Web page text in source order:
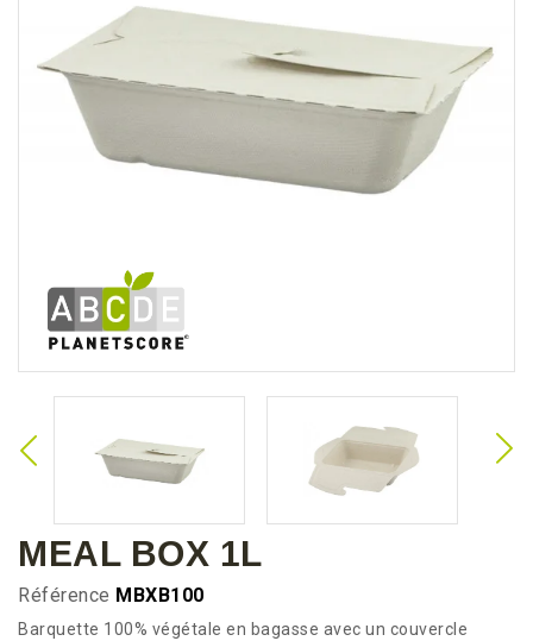
MEAL BOX 1L
Référence MBXB100
Barquette 100% végétale en bagasse avec un couvercle